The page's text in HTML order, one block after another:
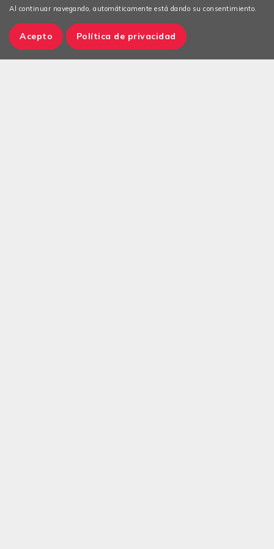
Al continuar navegando, automáticamente está dando su consentimiento.
Acepto Política de privacidad